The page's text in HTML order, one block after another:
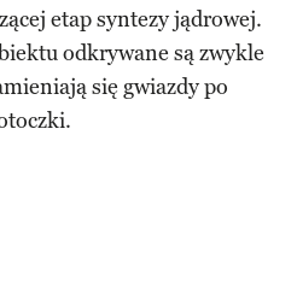
etap syntezy jądrowej.
odkrywane są zwykle
się gwiazdy po